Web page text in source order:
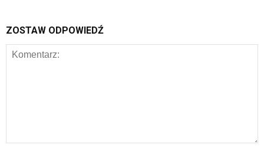
ZOSTAW ODPOWIEDŹ